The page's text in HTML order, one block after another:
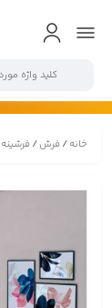
خانه/ فرش/ فرشینه